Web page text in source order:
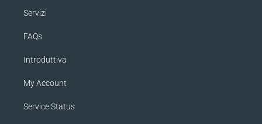
Servizi
FAQs
Introduttiva
My Account
Service Status